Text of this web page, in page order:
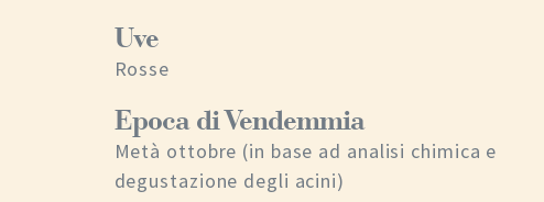
Uve
Rosse
Epoca di Vendemmia
Metà ottobre (in base ad analisi chimica e
degustazione degli acini)